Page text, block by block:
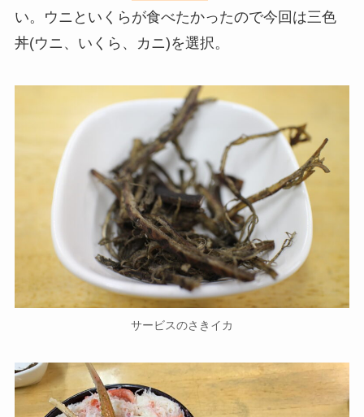
い。ウニといくらが食べたかったので今回は三色
丼(ウニ、いくら、カニ)を選択。
サービスのさきイカ